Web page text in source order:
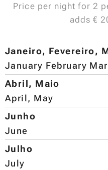
Price per night for 2
adds €
Janeiro, Fevereiro,
January February
Abril, Maio
April, May
Junho
June
Julho
July